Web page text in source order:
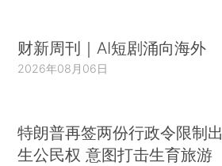
财新周刊｜AI短剧涌向海外
2026年08月06日
特朗普再签两份行政令限制出
生公民权 意图打击生育旅游